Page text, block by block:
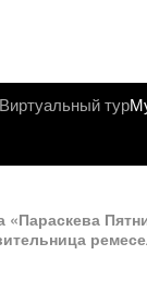
Виртуальный тур
«Параскева